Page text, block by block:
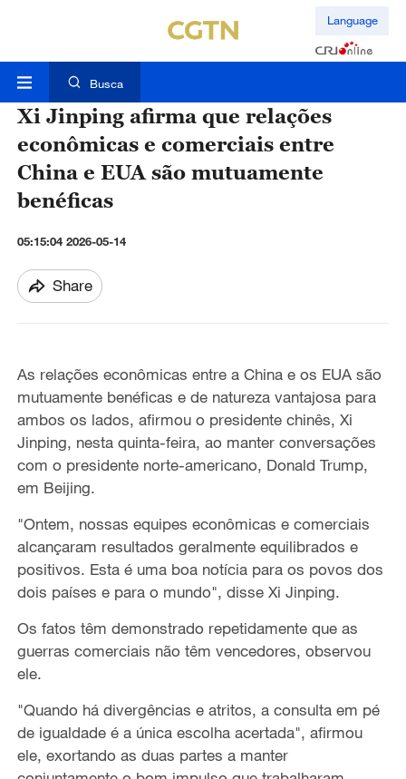
Language
Busca
Xi Jinping afirma que relações
econômicas e comerciais entre
China e EUA são mutuamente
benéficas
05:15:04 2026-05-14
Share
As relações econômicas entre a China e os EUA são
mutuamente benéficas e de natureza vantajosa para
ambos os lados, afirmou o presidente chinês, Xi
Jinping, nesta quinta-feira, ao manter conversações
com o presidente norte-americano, Donald Trump,
em Beijing.
"Ontem, nossas equipes econômicas e comerciais
alcançaram resultados geralmente equilibrados e
positivos. Esta é uma boa notícia para os povos dos
dois países e para o mundo", disse Xi Jinping.
Os fatos têm demonstrado repetidamente que as
guerras comerciais não têm vencedores, observou
ele.
"Quando há divergências e atritos, a consulta em pé
de igualdade é a única escolha acertada", afirmou
ele, exortando as duas partes a manter